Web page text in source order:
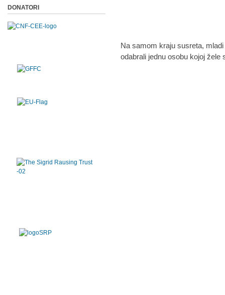
Na samom kraju susreta,
odabrali jednu osobu kojoj žele
DONATORI